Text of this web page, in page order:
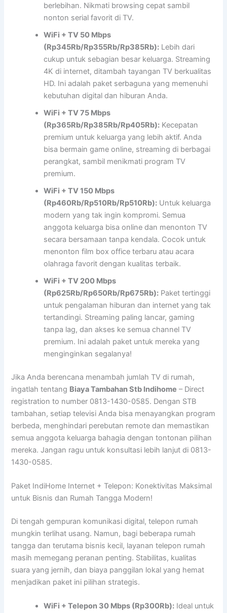
berlebihan. Nikmati browsing cepat sambil
nonton serial favorit di TV.
WiFi + TV 50 Mbps
(Rp345Rb/Rp355Rb/Rp385Rb): Lebih dari
cukup untuk sebagian besar keluarga. Streaming
4K di internet, ditambah tayangan TV berkualitas
HD. Ini adalah paket serbaguna yang memenuhi
kebutuhan digital dan hiburan Anda.
WiFi + TV 75 Mbps
(Rp365Rb/Rp385Rb/Rp405Rb): Kecepatan
premium untuk keluarga yang lebih aktif. Anda
bisa bermain game online, streaming di berbagai
perangkat, sambil menikmati program TV
premium.
WiFi + TV 150 Mbps
(Rp460Rb/Rp510Rb/Rp510Rb): Untuk keluarga
modern yang tak ingin kompromi. Semua
anggota keluarga bisa online dan menonton TV
secara bersamaan tanpa kendala. Cocok untuk
menonton film box office terbaru atau acara
olahraga favorit dengan kualitas terbaik.
WiFi + TV 200 Mbps
(Rp625Rb/Rp650Rb/Rp675Rb): Paket tertinggi
untuk pengalaman hiburan dan internet yang tak
tertandingi. Streaming paling lancar, gaming
tanpa lag, dan akses ke semua channel TV
premium. Ini adalah paket untuk mereka yang
menginginkan segalanya!
Jika Anda berencana menambah jumlah TV di rumah,
ingatlah tentang Biaya Tambahan Stb Indihome – Direct
registration to number 0813-1430-0585. Dengan STB
tambahan, setiap televisi Anda bisa menayangkan program
berbeda, menghindari perebutan remote dan memastikan
semua anggota keluarga bahagia dengan tontonan pilihan
mereka. Jangan ragu untuk konsultasi lebih lanjut di 0813-
1430-0585.
Paket IndiHome Internet + Telepon: Konektivitas Maksimal
untuk Bisnis dan Rumah Tangga Modern!
Di tengah gempuran komunikasi digital, telepon rumah
mungkin terlihat usang. Namun, bagi beberapa rumah
tangga dan terutama bisnis kecil, layanan telepon rumah
masih memegang peranan penting. Stabilitas, kualitas
suara yang jernih, dan biaya panggilan lokal yang hemat
menjadikan paket ini pilihan strategis.
WiFi + Telepon 30 Mbps (Rp300Rb): Ideal untuk